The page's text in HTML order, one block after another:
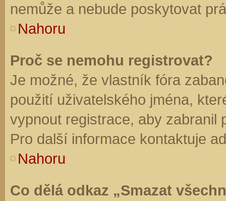
nemůže a nebude poskytovat
Nahoru
Proč se nemohu registrovat?
Je možné, že vlastník fóra
použití uživatelského jména,
vypnout registrace, aby zabranil
Pro další informace kontaktuje
Nahoru
Co dělá odkaz „Smazat